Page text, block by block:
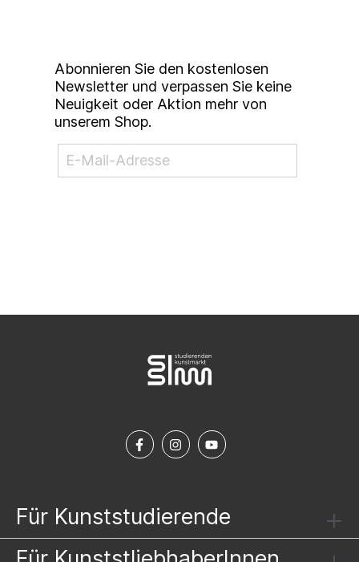
Abonnieren Sie den kostenlosen
Newsletter und verpassen Sie keine
Neuigkeit oder Aktion mehr von
unserem Shop.
Für Kunststudierende